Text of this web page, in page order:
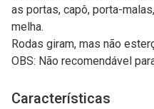
as portas, capô, porta-
melha.
Rodas giram, mas não
OBS: Não recomendável
Características